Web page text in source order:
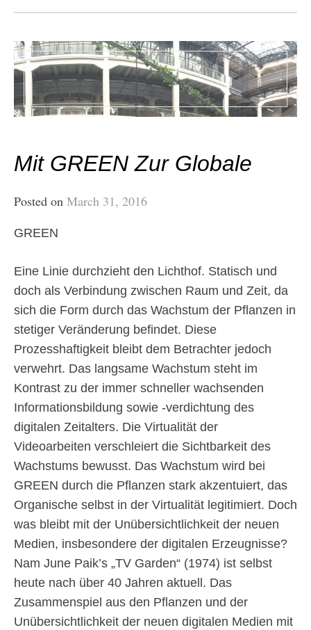
Mit GREEN Zur Globale
Posted on March 31, 2016
GREEN
Eine Linie durchzieht den Lichthof. Statisch und
doch als Verbindung zwischen Raum und Zeit, da
sich die Form durch das Wachstum der Pflanzen in
stetiger Veränderung befindet. Diese
Prozesshaftigkeit bleibt dem Betrachter jedoch
verwehrt. Das langsame Wachstum steht im
Kontrast zu der immer schneller wachsenden
Informationsbildung sowie -verdichtung des
digitalen Zeitalters. Die Virtualität der
Videoarbeiten verschleiert die Sichtbarkeit des
Wachstums bewusst. Das Wachstum wird bei
GREEN durch die Pflanzen stark akzentuiert, das
Organische selbst in der Virtualität legitimiert. Doch
was bleibt mit der Unübersichtlichkeit der neuen
Medien, insbesondere der digitalen Erzeugnisse?
Nam June Paik’s „TV Garden“ (1974) ist selbst
heute nach über 40 Jahren aktuell. Das
Zusammenspiel aus den Pflanzen und der
Unübersichtlichkeit der neuen digitalen Medien mit